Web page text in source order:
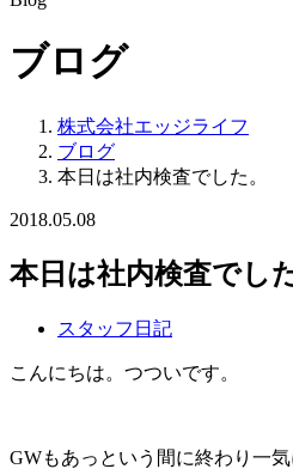
ブログ
株式会社エッジライフ
ブログ
本日は社内検査でした。
2018.05.08
本日は社内検査でした
スタッフ日記
こんにちは。つついです。
GWもあっという間に終わり一